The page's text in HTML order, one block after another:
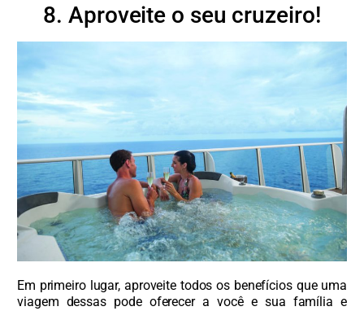
8. Aproveite o seu cruzeiro!
Em primeiro lugar, aproveite todos os benefícios que uma
viagem dessas pode oferecer a você e sua família e